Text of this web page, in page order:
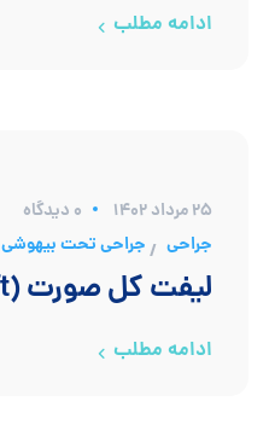
ادامه مطلب
۲۵ مرداد ۱۴۰۲
0 دیدگاه
جراحی /جراحی تحت بیهوشی
لیفت کل صورت (Facelift)
ادامه مطلب